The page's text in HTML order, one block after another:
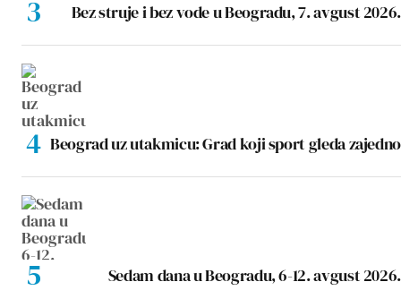
Bez struje i bez vode u Beogradu, 7. avgust 2026.
Beograd uz utakmicu: Grad koji sport gleda zajedno
Sedam dana u Beogradu, 6-12. avgust 2026.